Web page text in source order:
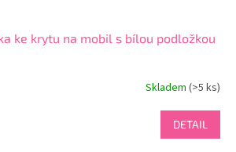
ke krytu na mobil s bílou podložkou
Skladem (>5 ks)
DETAIL